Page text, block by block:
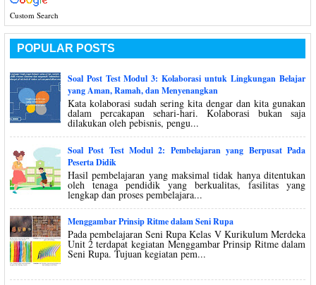
Custom Search
POPULAR POSTS
Soal Post Test Modul 3: Kolaborasi untuk Lingkungan Belajar
yang Aman, Ramah, dan Menyenangkan
Kata kolaborasi sudah sering kita dengar dan kita gunakan
dalam percakapan sehari-hari. Kolaborasi bukan saja
dilakukan oleh pebisnis, pengu...
Soal Post Test Modul 2: Pembelajaran yang Berpusat Pada
Peserta Didik
Hasil pembelajaran yang maksimal tidak hanya ditentukan
oleh tenaga pendidik yang berkualitas, fasilitas yang
lengkap dan proses pembelajara...
Menggambar Prinsip Ritme dalam Seni Rupa
Pada pembelajaran Seni Rupa Kelas V Kurikulum Merdeka
Unit 2 terdapat kegiatan Menggambar Prinsip Ritme dalam
Seni Rupa. Tujuan kegiatan pem...